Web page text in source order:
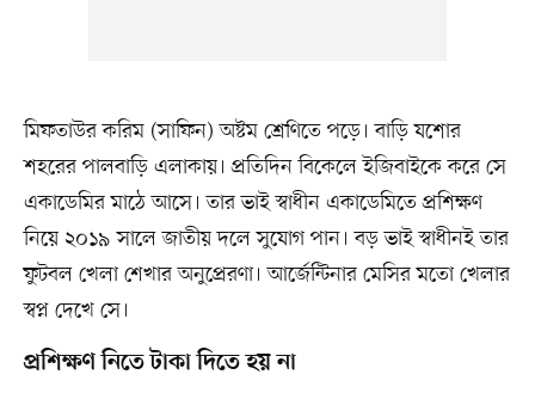
মিফতাউর করিম (সাফিন) অষ্টম শ্রেণিতে পড়ে। বাড়ি যশোর
শহরের পালবাড়ি এলাকায়। প্রতিদিন বিকেলে ইজিবাইকে করে সে
একাডেমির মাঠে আসে। তার ভাই স্বাধীন একাডেমিতে প্রশিক্ষণ
নিয়ে ২০১৯ সালে জাতীয় দলে সুযোগ পান। বড় ভাই স্বাধীনই তার
ফুটবল খেলা শেখার অনুপ্রেরণা। আর্জেন্টিনার মেসির মতো খেলার
স্বপ্ন দেখে সে।
প্রশিক্ষণ নিতে টাকা দিতে হয় না